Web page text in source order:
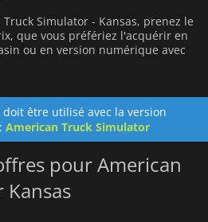
Simulator - Kansas, prenez le
que vous préfériez l'acquérir en
ou en version numérique avec
doit être utilisé avec la version
American Truck Simulator
pour American